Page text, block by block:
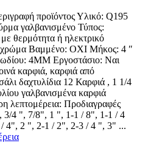
προϊόντος Υλικό: Q195
γαλβανισμένο Τύπος:
θερμότητα ή ηλεκτρικό
χρώμα Βαμμένο: ΟΧΙ Μήκος: 4 ″
4MM Εργοστάσιο: Ναι
καρφιά, καρφιά από
δαχτυλίδια 12 Καρφιά , 1 1/4
γαλβανισμένα καρφιά
λεπτομέρεια: Προδιαγραφές
3/4 ", 7/8", 1 ", 1-1 / 8", 1-1 / 4
4", 2 ", 2-1 / 2", 2-3 / 4 ", 3" ...